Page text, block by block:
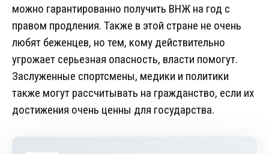
можно гарантированно получить ВНЖ на год с
правом продления. Также в этой стране не очень
любят беженцев, но тем, кому действительно
угрожает серьезная опасность, власти помогут.
Заслуженные спортсмены, медики и политики
также могут рассчитывать на гражданство, если их
достижения очень ценны для государства.